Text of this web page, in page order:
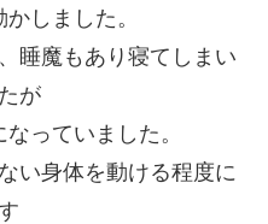
しました。
睡魔もあり寝てしまい
が
っていました。
い身体を動ける程度に